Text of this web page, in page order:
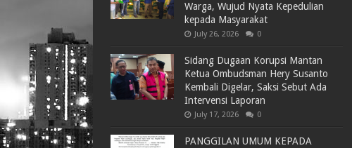
Warga, Wujud Nyata Kepedulian
kepada Masyarakat
July 26, 2026 0
Sidang Dugaan Korupsi Mantan
Ketua Ombudsman Hery Susanto
Kembali Digelar, Saksi Sebut Ada
Intervensi Laporan
July 17, 2026 0
PANGGILAN UMUM KEPADA